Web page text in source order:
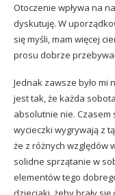
Otoczenie wpływa na
dyskutuję. W
się myśli, mam więcej
prosu dobrze
Jednak zawsze było mi
jest tak, że każda
absolutnie nie.
wycieczki wygrywają z
że z różnych względów
solidne sprzątanie w
elementów tego